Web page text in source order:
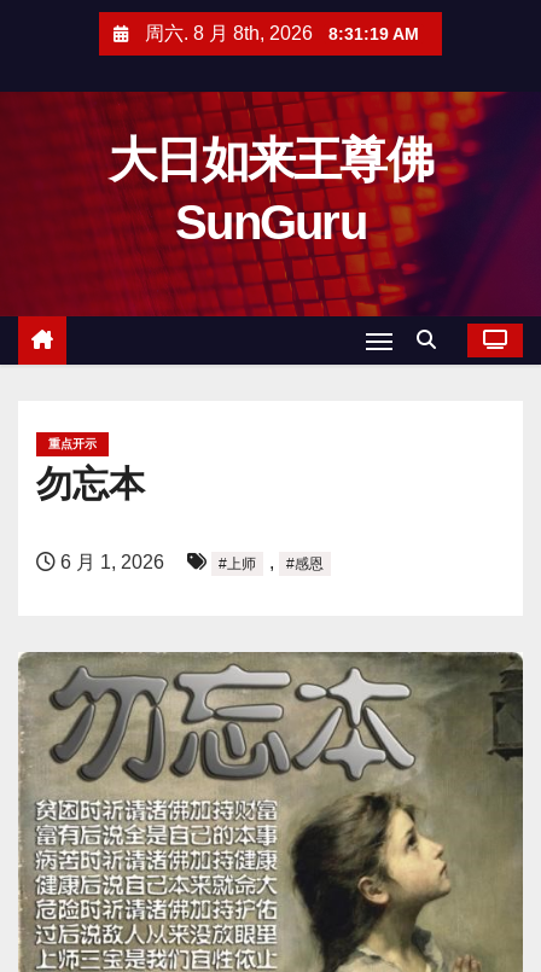
周六. 8 月 8th, 2026 8:31:21 AM
大日如来王尊佛
SunGuru
重点开示
勿忘本
6 月 1, 2026 #上师 , #感恩